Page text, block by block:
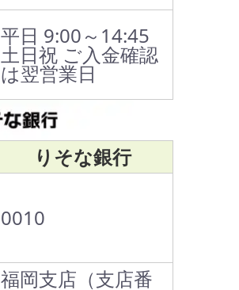
平日 9:00～14:45
土日祝 ご入金確認
は翌営業日
りそな銀行
0010
福岡支店（支店番